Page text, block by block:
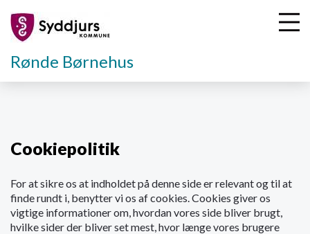
Rønde Børnehus
Cookiepolitik
For at sikre os at indholdet på denne side er relevant og til at
finde rundt i, benytter vi os af cookies. Cookies giver os
vigtige informationer om, hvordan vores side bliver brugt,
hvilke sider der bliver set mest, hvor længe vores brugere